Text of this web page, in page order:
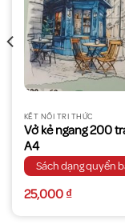
KẾT NỐI TRI THỨC
Vở kẻ ngang 200
A4
Sách dạng quyển
25,000₫